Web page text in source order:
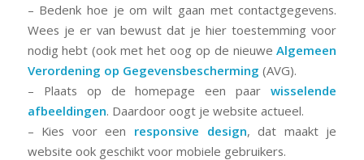
– Bedenk hoe je om wilt gaan met contactgegevens.
Wees je er van bewust dat je hier toestemming voor
nodig hebt (ook met het oog op de nieuweAlgemeen
Verordening op Gegevensbescherming (AVG).
– Plaats op de homepage een paarwisselende
afbeeldingen. Daardoor oogt je website actueel.
– Kies voor een responsive design, dat maakt je
website ook geschikt voor mobiele gebruikers.